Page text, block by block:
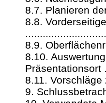
8.7. Planieren
8.8.
8.9.
8.10.
Präsentationsort
8.11.
9.